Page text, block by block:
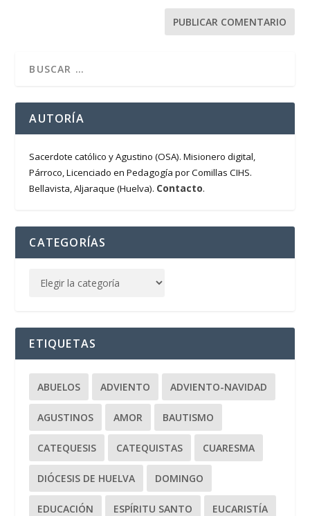
AUTORÍA
Sacerdote católico y Agustino (OSA). Misionero digital,
Párroco, Licenciado en Pedagogía por Comillas CIHS.
Bellavista, Aljaraque (Huelva). Contacto.
CATEGORÍAS
ETIQUETAS
ABUELOS ADVIENTO ADVIENTO-NAVIDAD
AGUSTINOS AMOR BAUTISMO
CATEQUESIS CATEQUISTAS CUARESMA
DIÓCESIS DE HUELVA DOMINGO
EDUCACIÓN ESPÍRITU SANTO EUCARISTÍA